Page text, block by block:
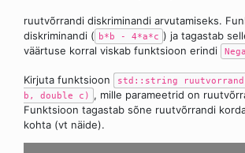
ruutvõrrandi diskriminandi arvutamiseks.
diskriminandi ( b*b - 4*a*c ) ja tagastab
väärtuse korral viskab funktsioon erindi
Kirjuta funktsioon
std::string
b, double c) , mille parameetrid on
Funktsioon tagastab sõne ruutvõrrandi
kohta (vt näide).